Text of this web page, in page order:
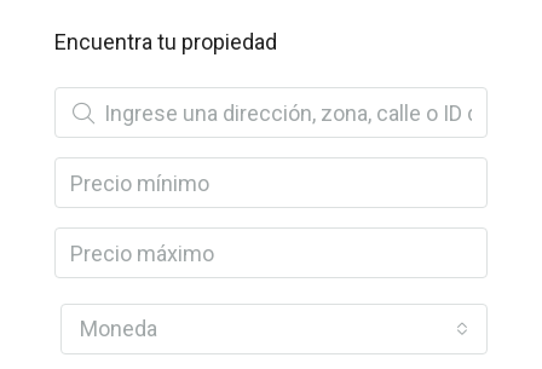
Encuentra tu propiedad
Moneda